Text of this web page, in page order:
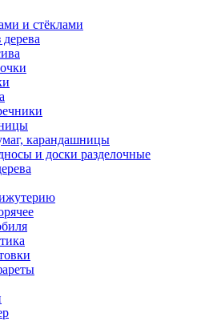
и стёклами
карандашницы
и доски разделочные